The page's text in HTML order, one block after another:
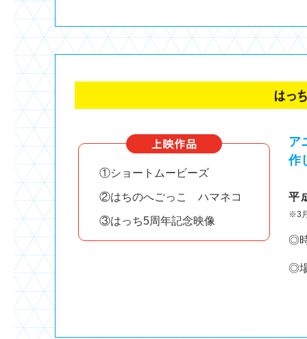
ア
作
平
※3
◎
◎
①ショートムービーズ
②はちのへごっこ ハマネコ
③はっち5周年記念映像